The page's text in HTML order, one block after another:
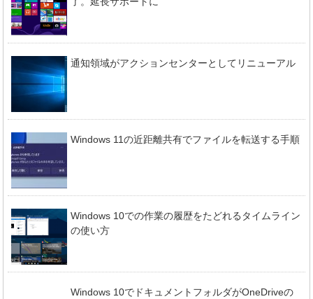
通知領域がアクションセンターとしてリニューアル
Windows 11の近距離共有でファイルを転送する手順
Windows 10での作業の履歴をたどれるタイムライン
の使い方
Windows 10でドキュメントフォルダがOneDriveの